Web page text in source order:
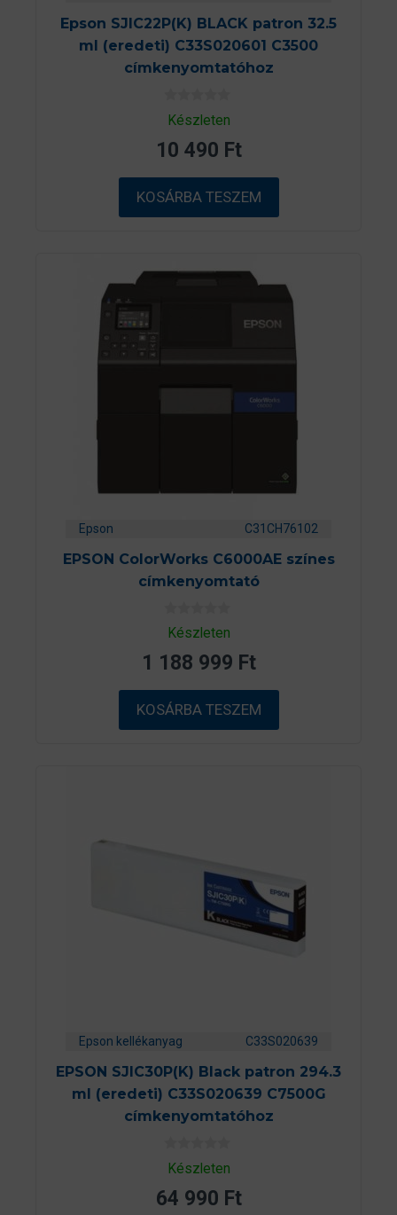
Epson SJIC22P(K) BLACK patron 32.5
ml (eredeti) C33S020601 C3500
címkenyomtatóhoz
0
a
b
ő
l
Készleten
10 490 Ft
KOSÁRBA TESZEM
Epson C31CH76102
EPSON ColorWorks C6000AE színes
címkenyomtató
0
a
b
ő
l
Készleten
1 188 999 Ft
KOSÁRBA TESZEM
Epson kellékanyag C33S020639
EPSON SJIC30P(K) Black patron 294.3
ml (eredeti) C33S020639 C7500G
címkenyomtatóhoz
0
a
5
Készleten
64 990 Ft